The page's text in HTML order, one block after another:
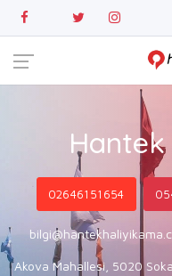
Hantek
02646151654
Akova Mahallesi, 5020